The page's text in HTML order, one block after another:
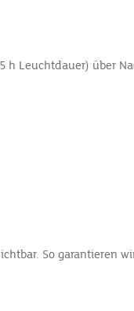
h Leuchtdauer) über
So garantieren